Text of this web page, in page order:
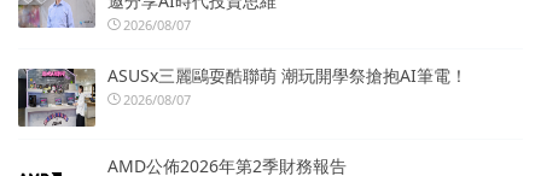
2026/08/07
ASUSx三麗鷗耍酷聯萌 潮玩開學祭搶抱AI筆電！
2026/08/07
AMD公佈2026年第2季財務報告